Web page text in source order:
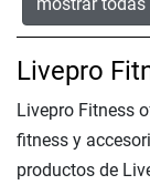
Livepro
Livepro Fitness
fitness y
productos de